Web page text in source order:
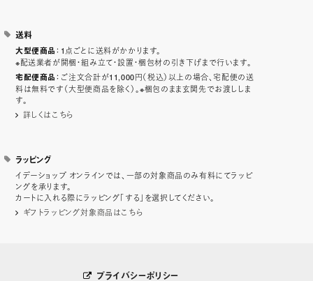
送料
大型便商品 ：1点ごとに送料がかかります。
※配送業者が開梱・組み立て・設置・梱包材の引き下げまで行います。
宅配便商品 ：ご注文合計が11,000円（税込）以上の場合、宅配便の送
料は無料です（大型便商品を除く）。※梱包のまま玄関先でお渡ししま
す。
詳しくはこちら
ラッピング
イデーショップ オンラインでは、一部の対象商品のみ有料にてラッピ
ングを承ります。
カートに入れる際にラッピング「する」を選択してください。
ギフトラッピング対象商品はこちら
プライバシーポリシー